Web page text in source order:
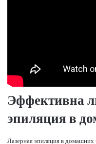
Эффективна
эпиляция в
Лазерная эпиляция в